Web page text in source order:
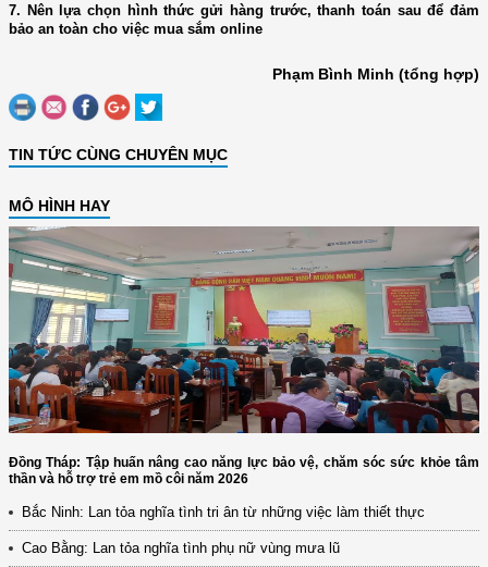
7. Nên lựa chọn hình thức gửi hàng trước, thanh toán sau để đảm
bảo an toàn cho việc mua sắm online
Phạm Bình Minh (tổng hợp)
TIN TỨC CÙNG CHUYÊN MỤC
MÔ HÌNH HAY
Đồng Tháp: Tập huấn nâng cao năng lực bảo vệ, chăm sóc sức khỏe tâm
thần và hỗ trợ trẻ em mồ côi năm 2026
Bắc Ninh: Lan tỏa nghĩa tình tri ân từ những việc làm thiết thực
Cao Bằng: Lan tỏa nghĩa tình phụ nữ vùng mưa lũ